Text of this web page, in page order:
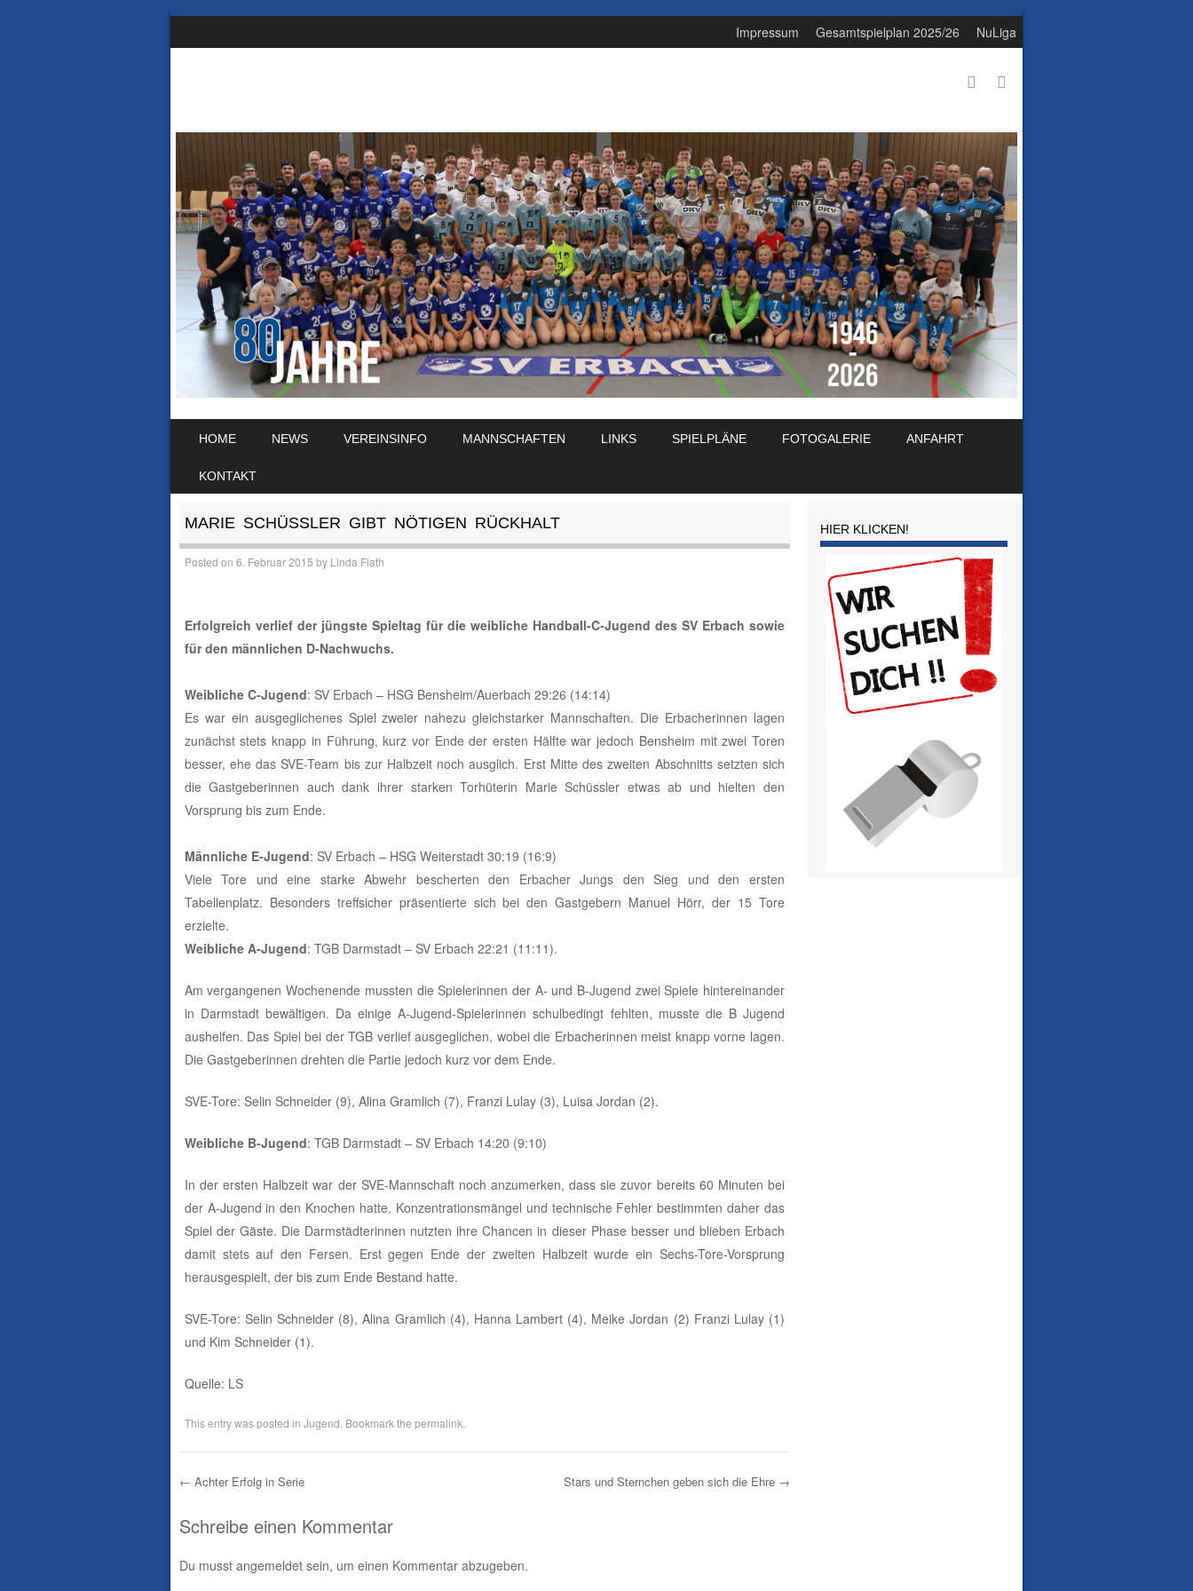
Impressum Gesamtspielplan 2025/26 NuLiga
MENU
SKIP TO CONTENT
HOME NEWS VEREINSINFO MANNSCHAFTEN LINKS SPIELPLÄNE FOTOGALERIE ANFAHRT
KONTAKT
MARIE SCHÜSSLER GIBT NÖTIGEN RÜCKHALT
Posted on 6. Februar 2015 by Linda Flath
Erfolgreich verlief der jüngste Spieltag für die weibliche Handball-C-Jugend des SV Erbach sowie
für den männlichen D-Nachwuchs.
Weibliche C-Jugend: SV Erbach – HSG Bensheim/Auerbach 29:26 (14:14)
Es war ein ausgeglichenes Spiel zweier nahezu gleichstarker Mannschaften. Die Erbacherinnen lagen
zunächst stets knapp in Führung, kurz vor Ende der ersten Hälfte war jedoch Bensheim mit zwei Toren
besser, ehe das SVE-Team bis zur Halbzeit noch ausglich. Erst Mitte des zweiten Abschnitts setzten sich
die Gastgeberinnen auch dank ihrer starken Torhüterin Marie Schüssler etwas ab und hielten den
Vorsprung bis zum Ende.
Männliche E-Jugend: SV Erbach – HSG Weiterstadt 30:19 (16:9)
Viele Tore und eine starke Abwehr bescherten den Erbacher Jungs den Sieg und den ersten
Tabellenplatz. Besonders treffsicher präsentierte sich bei den Gastgebern Manuel Hörr, der 15 Tore
erzielte.
Weibliche A-Jugend: TGB Darmstadt – SV Erbach 22:21 (11:11).
Am vergangenen Wochenende mussten die Spielerinnen der A- und B-Jugend zwei Spiele hintereinander
in Darmstadt bewältigen. Da einige A-Jugend-Spielerinnen schulbedingt fehlten, musste die B Jugend
aushelfen. Das Spiel bei der TGB verlief ausgeglichen, wobei die Erbacherinnen meist knapp vorne lagen.
Die Gastgeberinnen drehten die Partie jedoch kurz vor dem Ende.
SVE-Tore: Selin Schneider (9), Alina Gramlich (7), Franzi Lulay (3), Luisa Jordan (2).
Weibliche B-Jugend: TGB Darmstadt – SV Erbach 14:20 (9:10)
In der ersten Halbzeit war der SVE-Mannschaft noch anzumerken, dass sie zuvor bereits 60 Minuten bei
der A-Jugend in den Knochen hatte. Konzentrationsmängel und technische Fehler bestimmten daher das
Spiel der Gäste. Die Darmstädterinnen nutzten ihre Chancen in dieser Phase besser und blieben Erbach
damit stets auf den Fersen. Erst gegen Ende der zweiten Halbzeit wurde ein Sechs-Tore-Vorsprung
herausgespielt, der bis zum Ende Bestand hatte.
SVE-Tore: Selin Schneider (8), Alina Gramlich (4), Hanna Lambert (4), Meike Jordan (2) Franzi Lulay (1)
und Kim Schneider (1).
Quelle: LS
This entry was posted in Jugend . Bookmark the permalink
Post navigation
← Achter Erfolg in Serie Stars und Sternchen geben sich die Ehre →
Schreibe einen Kommentar
Du musst angemeldetsein, um einen Kommentar abzugeben.
HIER KLICKEN!